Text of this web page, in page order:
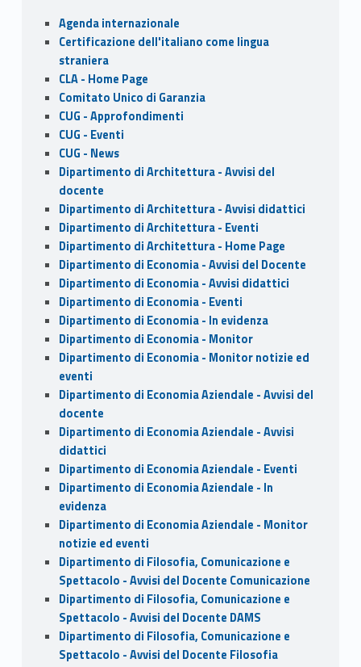
Sidebar
Agenda internazionale
Certificazione dell'italiano come lingua
straniera
CLA - Home Page
Comitato Unico di Garanzia
CUG - Approfondimenti
CUG - Eventi
CUG - News
Dipartimento di Architettura - Avvisi del
docente
Dipartimento di Architettura - Avvisi didattici
Dipartimento di Architettura - Eventi
Dipartimento di Architettura - Home Page
Dipartimento di Economia - Avvisi del Docente
Dipartimento di Economia - Avvisi didattici
Dipartimento di Economia - Eventi
Dipartimento di Economia - In evidenza
Dipartimento di Economia - Monitor
Dipartimento di Economia - Monitor notizie ed
eventi
Dipartimento di Economia Aziendale - Avvisi del
docente
Dipartimento di Economia Aziendale - Avvisi
didattici
Dipartimento di Economia Aziendale - Eventi
Dipartimento di Economia Aziendale - In
evidenza
Dipartimento di Economia Aziendale - Monitor
notizie ed eventi
Dipartimento di Filosofia, Comunicazione e
Spettacolo - Avvisi del Docente Comunicazione
Dipartimento di Filosofia, Comunicazione e
Spettacolo - Avvisi del Docente DAMS
Dipartimento di Filosofia, Comunicazione e
Spettacolo - Avvisi del Docente Filosofia